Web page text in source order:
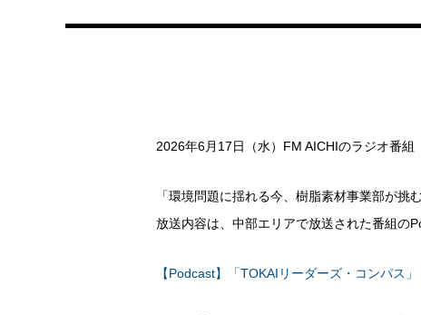
2026年6月17日（水）FM AICHIのラジオ番組
「環境問題に揺れる今、樹脂素材事業部が挑
放送内容は、中部エリアで放送された番組の
【Podcast】「TOKAIリーダーズ・コンパス」